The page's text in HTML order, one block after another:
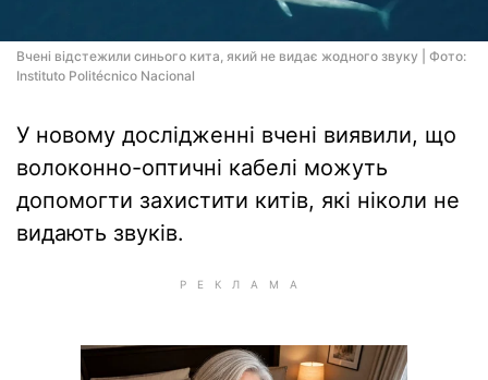
Вчені відстежили синього кита, який не видає жодного звуку | Фото:
Instituto Politécnico Nacional
У новому дослідженні вчені виявили, що
волоконно-оптичні кабелі можуть
допомогти захистити китів, які ніколи не
видають звуків.